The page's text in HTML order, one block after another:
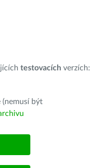
testovacích verzích:
(nemusí být